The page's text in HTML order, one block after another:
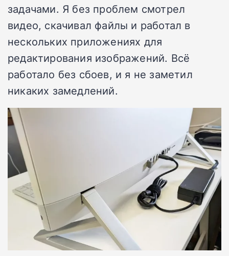
задачами. Я без проблем смотрел
видео, скачивал файлы и работал в
нескольких приложениях для
редактирования изображений. Всё
работало без сбоев, и я не заметил
никаких замедлений.